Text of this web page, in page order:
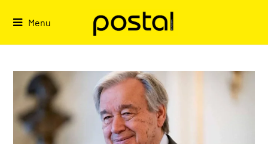
Menu